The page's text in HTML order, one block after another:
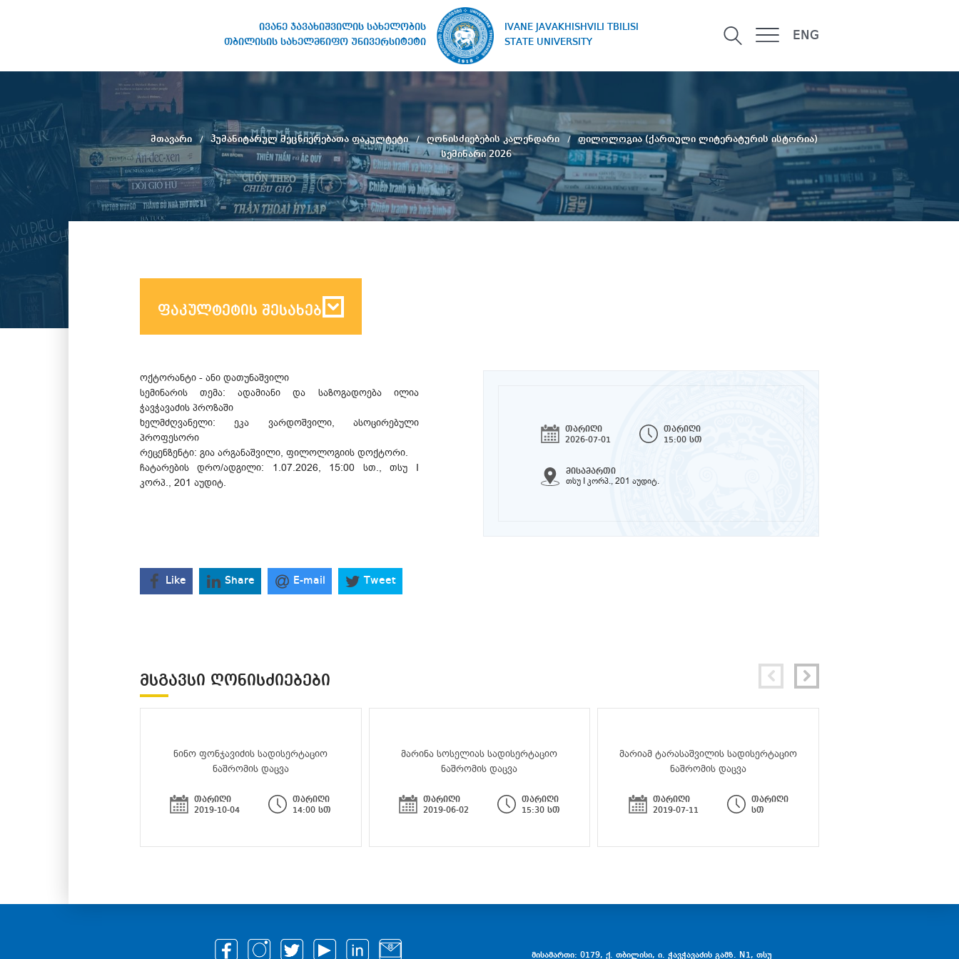
ივანე ჯავახიშვილის სახელობის
თბილისის სახელმწიფო უნივერსიტეტი
IVANE JAVAKHISHVILI TBILISI
STATE UNIVERSITY
ENG
სახელობის თბილისის
სახელმწიფო უნივერსიტეტი
მთავარი ჰუმანიტარულ მეცნიერებათა ფაკულტეტი ღონისძიებების კალენდარი
ფილოლოგია (ქართული ლიტერატურის ისტორია)
სემინარი 2026
ფაკულტეტის შესახებ
თარიღი
2026-07-01
თარიღი
15:00 სთ
მისამართი
თსუ I კორპ., 201 აუდიტ.
ოქტორანტი - ანი დათუნაშვილი
სემინარის თემა: ადამიანი და საზოგადოება ილია
ჭავჭავაძის პროზაში
ხელმძღვანელი: ეკა ვარდოშვილი, ასოცირებული
პროფესორი
რეცენზენტი: გია არგანაშვილი, ფილოლოგიის დოქტორი.
ჩატარების დრო/ადგილი: 1.07.2026, 15:00 სთ., თსუ I
კორპ., 201 აუდიტ.
Like Share E-mail Tweet
ᲛᲡᲒᲐᲕᲡᲘ ᲦᲝᲜᲘᲡᲫᲘᲔᲑᲔᲑᲘ
ნინო ფონჯავიძის სადისერტაციო
ნაშრომის დაცვა
თარიღი
2019-10-04
თარიღი
14:00 სთ
მარინა სოსელიას სადისერტაციო
ნაშრომის დაცვა
თარიღი
2019-06-02
თარიღი
15:30 სთ
მარიამ ტარასაშვილის სადისერტაციო
ნაშრომის დაცვა
თარიღი
2019-07-11
თარიღი
სთ
მისამართი: 0179, ქ. თბილისი, ი. ჭავჭავაძის გამზ. N1, თსუ